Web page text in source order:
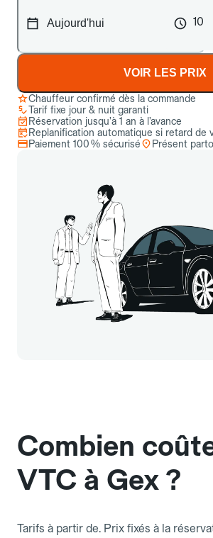
10
VOIR LES PRIX
Chauffeur confirmé dès la commande
Tarif fixe jour & nuit garanti
Réservation jusqu’à 1 an à l’avance
Replanification automatique si retard de
Paiement 100 % sécurisé
Présent
Combien
VTC à Gex ?
Tarifs à partir de. Prix fixés à la